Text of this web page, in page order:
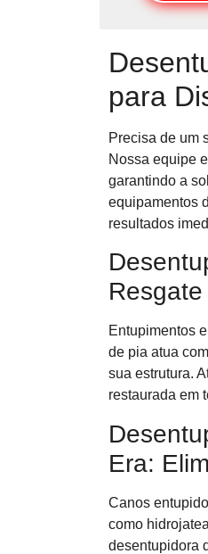
para
Precisa de um
Nossa equipe
garantindo a
equipamentos
resultados
Entupimentos
de pia atua
sua estrutura.
restaurada em
Era:
Canos
como
desentupidora